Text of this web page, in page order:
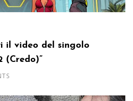
il video del singolo
(Credo)”